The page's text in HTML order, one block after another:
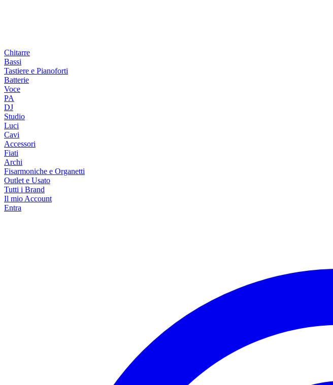
Chitarre
Bassi
Tastiere e Pianoforti
Batterie
Voce
PA
DJ
Studio
Luci
Cavi
Accessori
Fiati
Archi
Fisarmoniche e Organetti
Outlet e Usato
Tutti i Brand
Il mio Account
Entra